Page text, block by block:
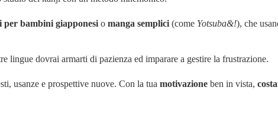
bambini giapponesi o manga semplici (come Yotsuba&!), che
lingue dovrai armarti di pazienza ed imparare a gestire la frustrazione.
usanze e prospettive nuove. Con la tua motivazione ben in vista,